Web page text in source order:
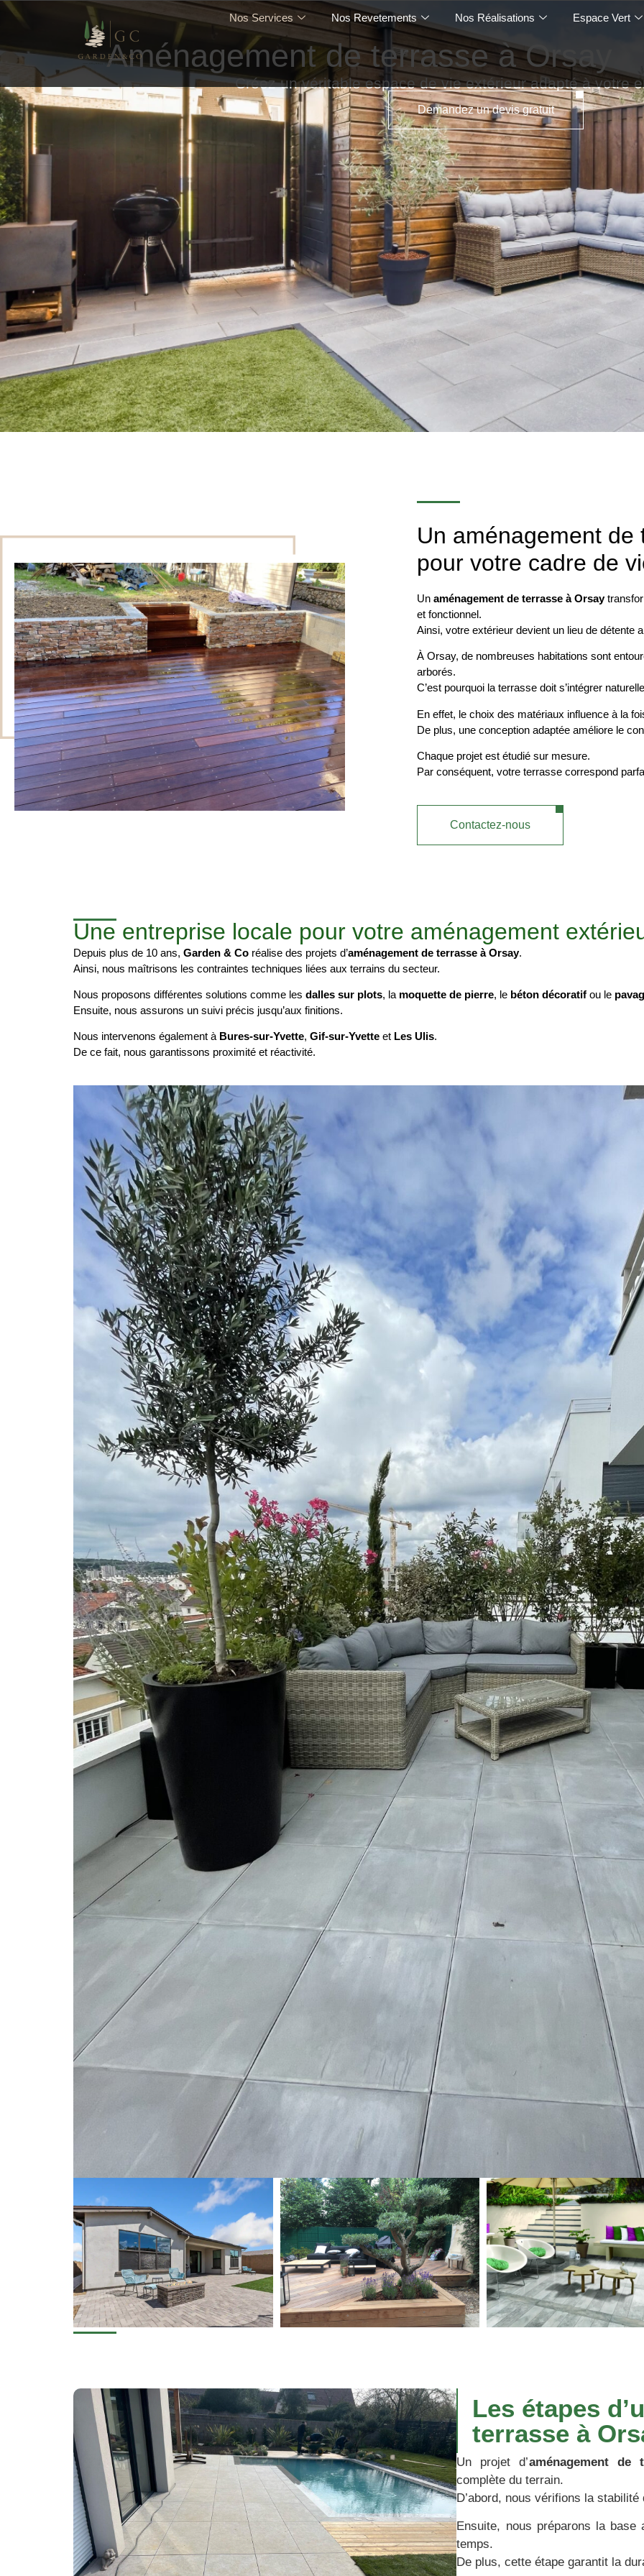
Nos Services Nos Revetements Nos Réalisations Espace Vert
Aménagement de terrasse à Orsay
Créez un véritable espace de vie extérieur adapté à votre
Demandez un devis gratuit
Un aménagement de
pour votre cadre de
Un aménagement de terrasse à Orsay
et fonctionnel.
Ainsi, votre extérieur devient un lieu de détente
À Orsay, de nombreuses habitations sont
arborés.
C’est pourquoi la terrasse doit s’intégrer
En effet, le choix des matériaux influence à la
De plus, une conception adaptée améliore le
Chaque projet est étudié sur mesure.
Par conséquent, votre terrasse correspond
Contactez-nous
Une entreprise locale pour votre aménagement
Depuis plus de 10 ans, Garden & Co réalise des projets d’aménagement de terrasse à Orsay.
Ainsi, nous maîtrisons les contraintes techniques liées aux terrains du secteur.
Nous proposons différentes solutions comme les dalles sur plots, la moquette de pierre, le béton décoratif ou le
Ensuite, nous assurons un suivi précis jusqu’aux finitions.
Nous intervenons également à Bures-sur-Yvette, Gif-sur-Yvette et Les Ulis.
De ce fait, nous garantissons proximité et réactivité.
Les étapes
terrasse à
Un projet d’aménagement de
complète du terrain.
D’abord, nous vérifions la
Ensuite, nous préparons la base
temps.
De plus, cette étape garantit la